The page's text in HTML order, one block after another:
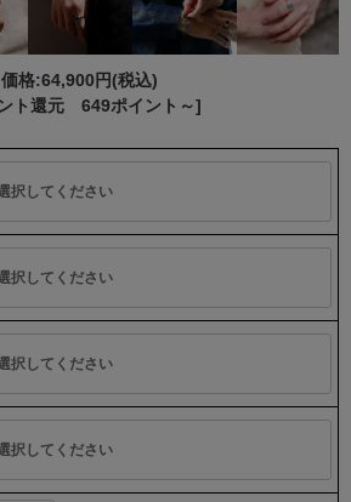
価格:64,900円(税込)
ト還元 649ポイント～]